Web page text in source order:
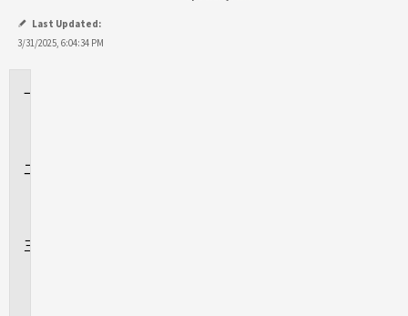
Last Updated:
3/31/2025, 6:04:34 PM